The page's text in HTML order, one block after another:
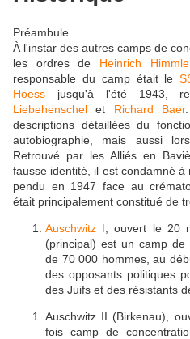
Préambule
À l'instar des autres camps de
les ordres de Heinrich
responsable du camp était le
Hoess jusqu'à l'été 1943,
Liebehenschel et Richard Baer.
descriptions détaillées du
autobiographie, mais aussi
Retrouvé par les Alliés en
fausse identité, il est condamné
pendu en 1947 face au
était principalement constitué de
Auschwitz I , ouvert le 20
(principal) est un camp
de 70 000 hommes, au
des opposants politiques
des Juifs et des résistants
Auschwitz II (Birkenau),
fois camp de